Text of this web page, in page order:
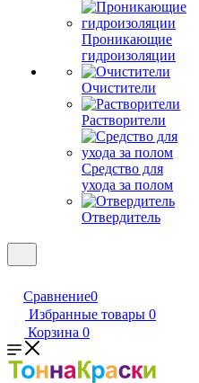
Проникающие
гидроизоляции
Очистители
Растворители
Средство для
ухода за полом
Отвердитель
Сравнение0
Избранные товары 0
Корзина 0